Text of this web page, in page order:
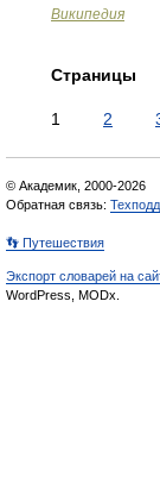
Википедия
Страницы
1 2
© Академик, 2000-2026
Обратная связь:
👣 Путешествия
Экспорт словарей на
WordPress, MODx.